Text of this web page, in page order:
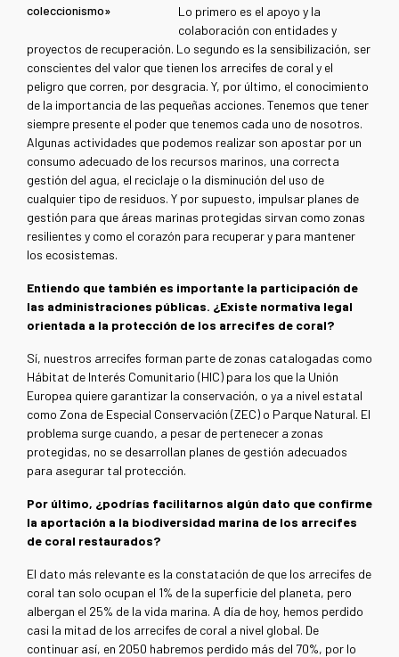
coleccionismo»
Lo primero es el apoyo y la
colaboración con entidades y
proyectos de recuperación. Lo segundo es la sensibilización, ser
conscientes del valor que tienen los arrecifes de coral y el
peligro que corren, por desgracia. Y, por último, el conocimiento
de la importancia de las pequeñas acciones. Tenemos que tener
siempre presente el poder que tenemos cada uno de nosotros.
Algunas actividades que podemos realizar son apostar por un
consumo adecuado de los recursos marinos, una correcta
gestión del agua, el reciclaje o la disminución del uso de
cualquier tipo de residuos. Y por supuesto, impulsar planes de
gestión para que áreas marinas protegidas sirvan como zonas
resilientes y como el corazón para recuperar y para mantener
los ecosistemas.
Entiendo que también es importante la participación de
las administraciones públicas. ¿Existe normativa legal
orientada a la protección de los arrecifes de coral?
Sí, nuestros arrecifes forman parte de zonas catalogadas como
Hábitat de Interés Comunitario (HIC) para los que la Unión
Europea quiere garantizar la conservación, o ya a nivel estatal
como Zona de Especial Conservación (ZEC) o Parque Natural. El
problema surge cuando, a pesar de pertenecer a zonas
protegidas, no se desarrollan planes de gestión adecuados
para asegurar tal protección.
Por último, ¿podrías facilitarnos algún dato que confirme
la aportación a la biodiversidad marina de los arrecifes
de coral restaurados?
El dato más relevante es la constatación de que los arrecifes de
coral tan solo ocupan el 1% de la superficie del planeta, pero
albergan el 25% de la vida marina. A día de hoy, hemos perdido
casi la mitad de los arrecifes de coral a nivel global. De
continuar así, en 2050 habremos perdido más del 70%, por lo